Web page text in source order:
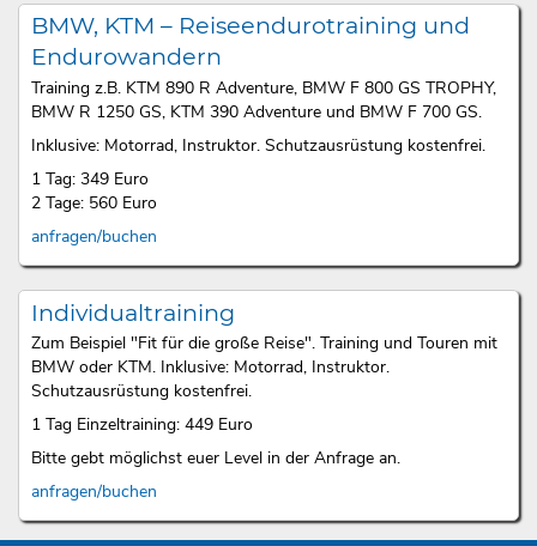
BMW, KTM – Reiseendurotraining und
Endurowandern
Training z.B. KTM 890 R Adventure, BMW F 800 GS TROPHY,
BMW R 1250 GS, KTM 390 Adventure und BMW F 700 GS.
Inklusive: Motorrad, Instruktor. Schutzausrüstung kostenfrei.
1 Tag: 349 Euro
2 Tage: 560 Euro
anfragen/buchen
Individualtraining
Zum Beispiel "Fit für die große Reise". Training und Touren mit
BMW oder KTM. Inklusive: Motorrad, Instruktor.
Schutzausrüstung kostenfrei.
1 Tag Einzeltraining: 449 Euro
Bitte gebt möglichst euer Level in der Anfrage an.
anfragen/buchen